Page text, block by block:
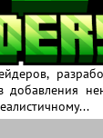
добавления